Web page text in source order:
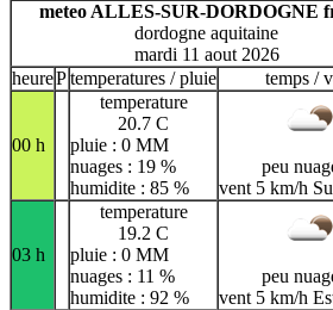
meteo ALLES-SUR-DORDOGNE
dordogne aquitaine
mardi 11 aout 2026
heurePtemperatures / pluie temps /
00 h
temperature
20.7 C
pluie : 0 MM
nuages : 19 %
humidite : 85 %
peu
vent 5 km/h
03 h
temperature
19.2 C
pluie : 0 MM
nuages : 11 %
humidite : 92 %
peu
vent 5 km/h